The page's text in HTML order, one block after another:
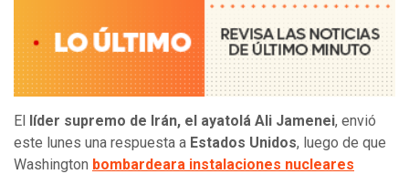
El líder supremo de Irán, el ayatolá Ali Jamenei, envió
este lunes una respuesta a Estados Unidos, luego de que
Washington bombardeara instalaciones nucleares